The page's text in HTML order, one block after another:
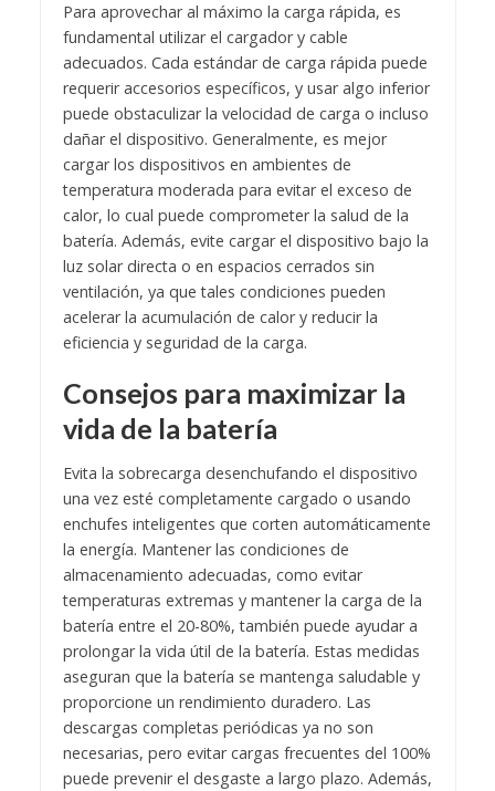
Para aprovechar al máximo la carga rápida, es
fundamental utilizar el cargador y cable
adecuados. Cada estándar de carga rápida puede
requerir accesorios específicos, y usar algo inferior
puede obstaculizar la velocidad de carga o incluso
dañar el dispositivo. Generalmente, es mejor
cargar los dispositivos en ambientes de
temperatura moderada para evitar el exceso de
calor, lo cual puede comprometer la salud de la
batería. Además, evite cargar el dispositivo bajo la
luz solar directa o en espacios cerrados sin
ventilación, ya que tales condiciones pueden
acelerar la acumulación de calor y reducir la
eficiencia y seguridad de la carga.
Consejos para maximizar la
vida de la batería
Evita la sobrecarga desenchufando el dispositivo
una vez esté completamente cargado o usando
enchufes inteligentes que corten automáticamente
la energía. Mantener las condiciones de
almacenamiento adecuadas, como evitar
temperaturas extremas y mantener la carga de la
batería entre el 20-80%, también puede ayudar a
prolongar la vida útil de la batería. Estas medidas
aseguran que la batería se mantenga saludable y
proporcione un rendimiento duradero. Las
descargas completas periódicas ya no son
necesarias, pero evitar cargas frecuentes del 100%
puede prevenir el desgaste a largo plazo. Además,